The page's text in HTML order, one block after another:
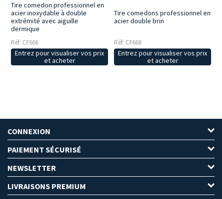
Tire comedon professionnel en
acier inoxydable à double
extrémité avec aiguille
dermique
Réf: CF666
Entrez pour visualiser vos prix
et acheter
Tire comedons professionnel en
acier double brin
Réf: CF668
Entrez pour visualiser vos prix
et acheter
CONNEXION
PAIEMENT SÉCURISÉ
NEWSLETTER
LIVRAISONS PREMIUM